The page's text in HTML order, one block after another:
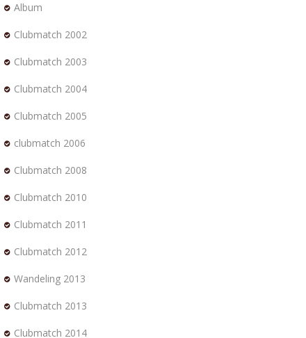
Album
Clubmatch 2002
Clubmatch 2003
Clubmatch 2004
Clubmatch 2005
clubmatch 2006
Clubmatch 2008
Clubmatch 2010
Clubmatch 2011
Clubmatch 2012
Wandeling 2013
Clubmatch 2013
Clubmatch 2014